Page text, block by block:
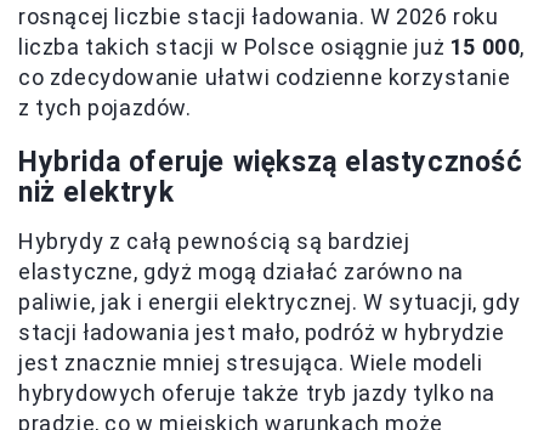
rosnącej liczbie stacji ładowania. W 2026 roku
liczba takich stacji w Polsce osiągnie już 15 000,
co zdecydowanie ułatwi codzienne korzystanie
z tych pojazdów.
Hybrida oferuje większą elastyczność
niż elektryk
Hybrydy z całą pewnością są bardziej
elastyczne, gdyż mogą działać zarówno na
paliwie, jak i energii elektrycznej. W sytuacji, gdy
stacji ładowania jest mało, podróż w hybrydzie
jest znacznie mniej stresująca. Wiele modeli
hybrydowych oferuje także tryb jazdy tylko na
prądzie, co w miejskich warunkach może